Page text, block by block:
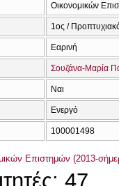
Οικονομικών
1ος /
Εαρινή
Σουζάνα-Μαρία
Ναι
Ενεργό
100001498
Επιστημών (2013-
47